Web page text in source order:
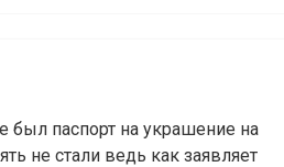
был паспорт на украшение на
не стали ведь как заявляет